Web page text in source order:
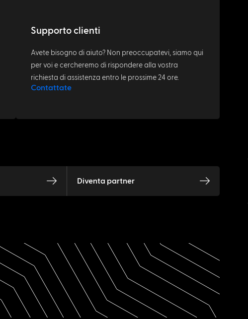
Supporto clienti
Avete bisogno di aiuto? Non preoccupatevi, siamo qui
per voi e cercheremo di rispondere alla vostra
richiesta di assistenza entro le prossime 24 ore.
Contattate
Diventa partner